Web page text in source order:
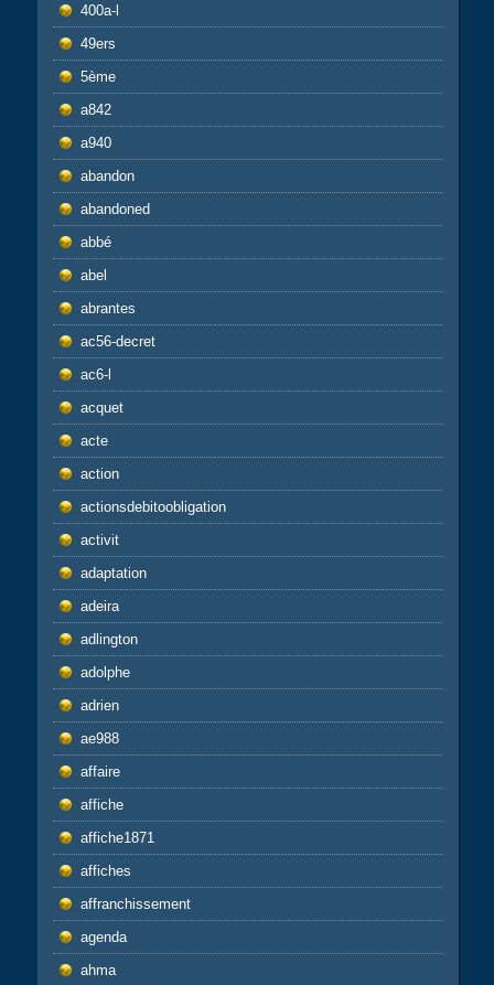
400a-l
49ers
5ème
a842
a940
abandon
abandoned
abbé
abel
abrantes
ac56-decret
ac6-l
acquet
acte
action
actionsdebitoobligation
activit
adaptation
adeira
adlington
adolphe
adrien
ae988
affaire
affiche
affiche1871
affiches
affranchissement
agenda
ahma